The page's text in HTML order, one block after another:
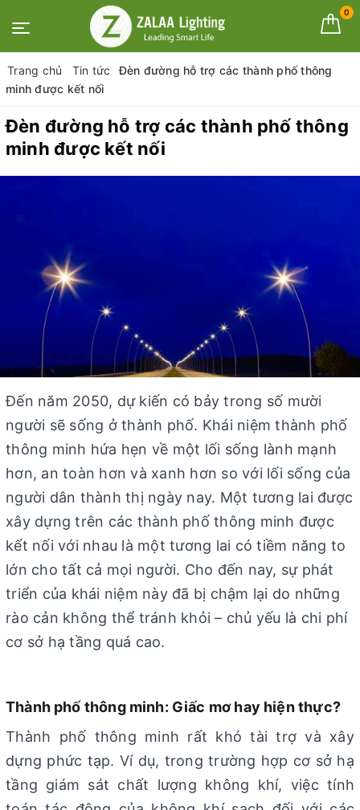
0
Trang chủ Tin tức
Đèn đường hỗ trợ các thành phố thông
minh được kết nối
Đèn đường hỗ trợ các thành phố thông
minh được kết nối
Đến năm 2050, dự kiến ​​có bảy trong số mười
người sẽ sống ở thành phố. Khái niệm thành phố
thông minh hứa hẹn về một lối sống lành mạnh
hơn, an toàn hơn và xanh hơn so với lối sống của
người dân thành thị ngày nay. Một tương lai được
xây dựng trên các thành phố thông minh được
kết nối với nhau là một tương lai có tiềm năng to
lớn cho tất cả mọi người. Cho đến nay, sự phát
triển của khái niệm này đã bị chậm lại do những
rào cản không thể tránh khỏi – chủ yếu là chi phí
cơ sở hạ tầng quá cao.
Thành phố thông minh: Giấc mơ hay hiện thực?
Thành phố thông minh rất khó tài trợ và xây
dựng phức tạp. Ví dụ, trong trường hợp cơ sở hạ
tầng giám sát chất lượng không khí, việc tính